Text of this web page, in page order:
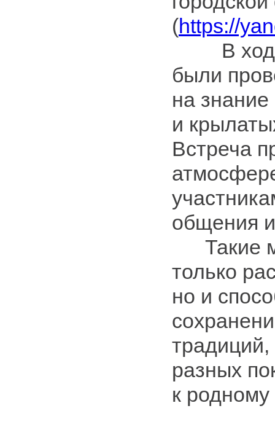
(https://
В ходе
были
на знание
и
Встреча
общения
Такие
только
но и
разных
к родному